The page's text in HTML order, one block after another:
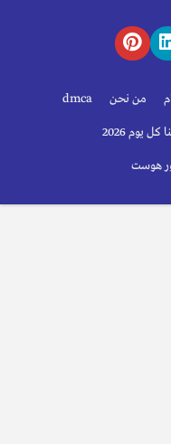
من نحن dmca
يوم 2026
هوست